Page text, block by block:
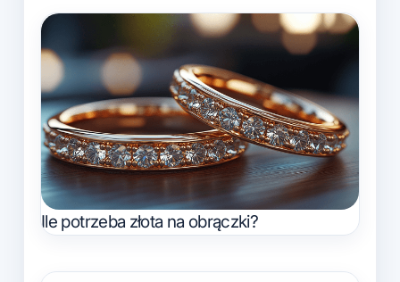
Ile potrzeba złota na obrączki?